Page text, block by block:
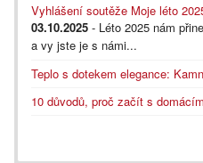
Vyhlášení soutěže Moje léto
03.10.2025 - Léto 2025 nám
a vy jste je s námi...
Teplo s dotekem elegance:
10 důvodů, proč začít s